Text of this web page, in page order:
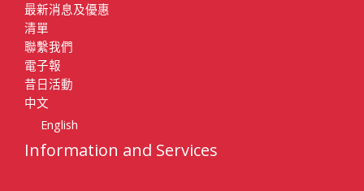
最新消息及優惠
清單
聯繫我們
電子報
昔日活動
中文
English
Information and Services